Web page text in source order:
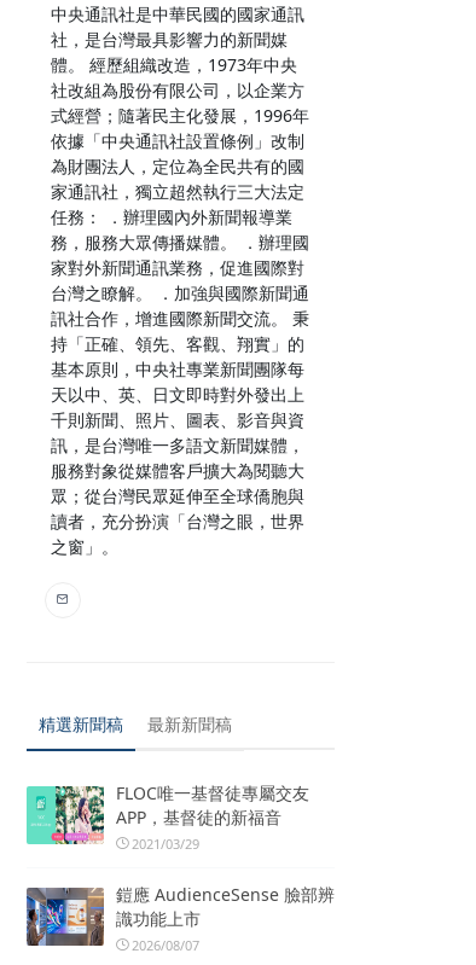
中央通訊社是中華民國的國家通訊
社，是台灣最具影響力的新聞媒
體。 經歷組織改造，1973年中央
社改組為股份有限公司，以企業方
式經營；隨著民主化發展，1996年
依據「中央通訊社設置條例」改制
為財團法人，定位為全民共有的國
家通訊社，獨立超然執行三大法定
任務： ．辦理國內外新聞報導業
務，服務大眾傳播媒體。 ．辦理國
家對外新聞通訊業務，促進國際對
台灣之瞭解。 ．加強與國際新聞通
訊社合作，增進國際新聞交流。 秉
持「正確、領先、客觀、翔實」的
基本原則，中央社專業新聞團隊每
天以中、英、日文即時對外發出上
千則新聞、照片、圖表、影音與資
訊，是台灣唯一多語文新聞媒體，
服務對象從媒體客戶擴大為閱聽大
眾；從台灣民眾延伸至全球僑胞與
讀者，充分扮演「台灣之眼，世界
之窗」。
精選新聞稿 最新新聞稿
FLOC唯一基督徒專屬交友
APP，基督徒的新福音
2021/03/29
鎧應 AudienceSense 臉部辨
識功能上市
2026/08/07